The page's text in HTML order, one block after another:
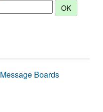
Message Boards